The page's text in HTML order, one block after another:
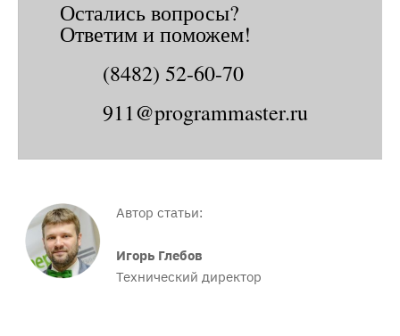
Остались вопросы?
Ответим и поможем!
(8482) 52-60-70
911@programmaster.ru
Автор статьи:
Игорь Глебов
Технический директор